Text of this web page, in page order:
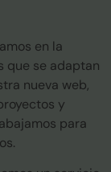
en la
que se adaptan
nueva web,
y
para